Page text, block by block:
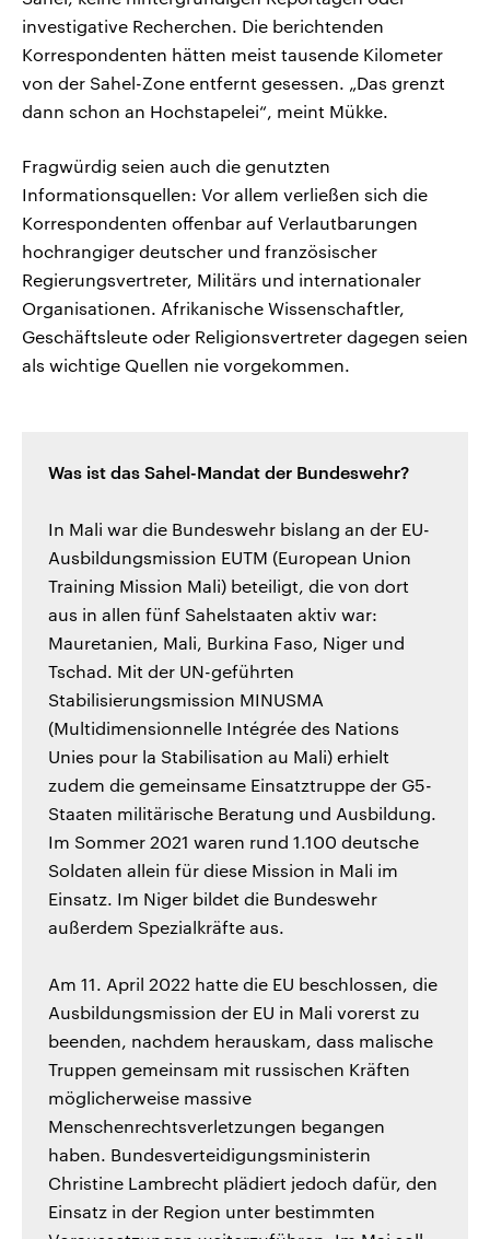
investigative Recherchen. Die berichtenden
Korrespondenten hätten meist tausende Kilometer
von der Sahel-Zone entfernt gesessen. „Das grenzt
dann schon an Hochstapelei“, meint Mükke.
Fragwürdig seien auch die genutzten
Informationsquellen: Vor allem verließen sich die
Korrespondenten offenbar auf Verlautbarungen
hochrangiger deutscher und französischer
Regierungsvertreter, Militärs und internationaler
Organisationen. Afrikanische Wissenschaftler,
Geschäftsleute oder Religionsvertreter dagegen seien
als wichtige Quellen nie vorgekommen.
Was ist das Sahel-Mandat der Bundeswehr?
In Mali war die Bundeswehr bislang an der EU-
Ausbildungsmission EUTM (European Union
Training Mission Mali) beteiligt, die von dort
aus in allen fünf Sahelstaaten aktiv war:
Mauretanien, Mali, Burkina Faso, Niger und
Tschad. Mit der UN-geführten
Stabilisierungsmission MINUSMA
(Multidimensionnelle Intégrée des Nations
Unies pour la Stabilisation au Mali) erhielt
zudem die gemeinsame Einsatztruppe der G5-
Staaten militärische Beratung und Ausbildung.
Im Sommer 2021 waren rund 1.100 deutsche
Soldaten allein für diese Mission in Mali im
Einsatz. Im Niger bildet die Bundeswehr
außerdem Spezialkräfte aus.
Am 11. April 2022 hatte die EU beschlossen, die
Ausbildungsmission der EU in Mali vorerst zu
beenden, nachdem herauskam, dass malische
Truppen gemeinsam mit russischen Kräften
möglicherweise massive
Menschenrechtsverletzungen begangen
haben. Bundesverteidigungsministerin
Christine Lambrecht plädiert jedoch dafür, den
Einsatz in der Region unter bestimmten